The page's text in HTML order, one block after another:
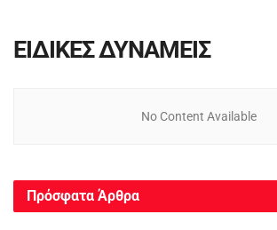
ΕΙΔΙΚΕΣ ΔΥΝΑΜΕΙΣ
No Content Available
Πρόσφατα Άρθρα